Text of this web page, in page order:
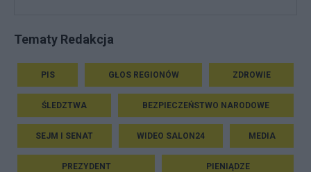
Tematy Redakcja
PIS GŁOS REGIONÓW ZDROWIE
ŚLEDZTWA BEZPIECZEŃSTWO NARODOWE
SEJM I SENAT WIDEO SALON24 MEDIA
PREZYDENT PIENIĄDZE